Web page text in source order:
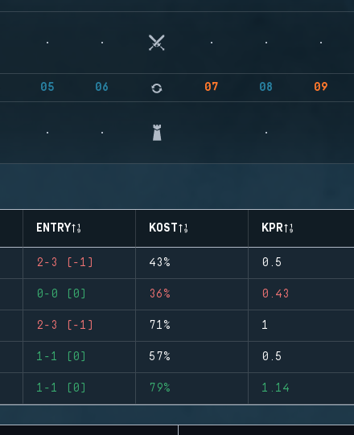
05 06 07 08 09
ENTRY KOST KPR
2-3 (-1) 43% 0.5
0-0 (0) 36% 0.43
2-3 (-1) 71% 1
1-1 (0) 57% 0.5
1-1 (0) 79% 1.14